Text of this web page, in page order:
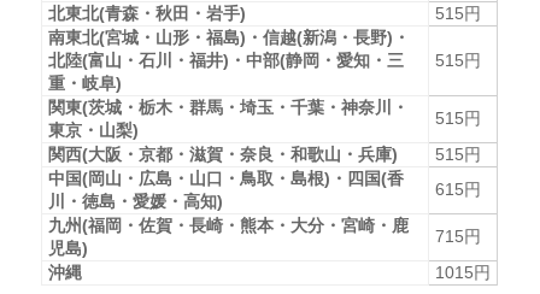
北東北(青森・秋田・岩手)
515円
南東北(宮城・山形・福島)・信越(新潟・長野)・
北陸(富山・石川・福井)・中部(静岡・愛知・三
重・岐阜)
515円
関東(茨城・栃木・群馬・埼玉・千葉・神奈川・
東京・山梨)
515円
関西(大阪・京都・滋賀・奈良・和歌山・兵庫)
515円
中国(岡山・広島・山口・鳥取・島根)・四国(香
川・徳島・愛媛・高知)
615円
九州(福岡・佐賀・長崎・熊本・大分・宮崎・鹿
児島)
715円
沖縄
1015円